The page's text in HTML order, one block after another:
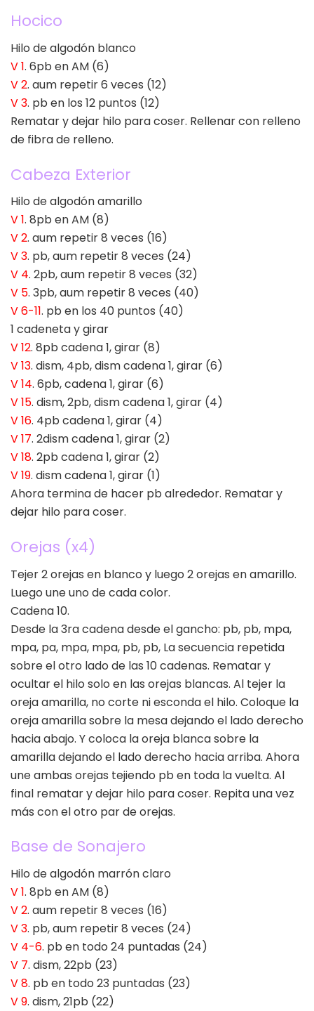
Hocico
Hilo de algodón blanco
V 1. 6pb en AM (6)
V 2. aum repetir 6 veces (12)
V 3. pb en los 12 puntos (12)
Rematar y dejar hilo para coser. Rellenar con relleno
de fibra de relleno.
Cabeza Exterior
Hilo de algodón amarillo
V 1. 8pb en AM (8)
V 2. aum repetir 8 veces (16)
V 3. pb, aum repetir 8 veces (24)
V 4. 2pb, aum repetir 8 veces (32)
V 5. 3pb, aum repetir 8 veces (40)
V 6-11. pb en los 40 puntos (40)
1 cadeneta y girar
V 12. 8pb cadena 1, girar (8)
V 13. dism, 4pb, dism cadena 1, girar (6)
V 14. 6pb, cadena 1, girar (6)
V 15. dism, 2pb, dism cadena 1, girar (4)
V 16. 4pb cadena 1, girar (4)
V 17. 2dism cadena 1, girar (2)
V 18. 2pb cadena 1, girar (2)
V 19. dism cadena 1, girar (1)
Ahora termina de hacer pb alrededor. Rematar y
dejar hilo para coser.
Orejas (x4)
Tejer 2 orejas en blanco y luego 2 orejas en amarillo.
Luego une uno de cada color.
Cadena 10.
Desde la 3ra cadena desde el gancho: pb, pb, mpa,
mpa, pa, mpa, mpa, pb, pb, La secuencia repetida
sobre el otro lado de las 10 cadenas. Rematar y
ocultar el hilo solo en las orejas blancas. Al tejer la
oreja amarilla, no corte ni esconda el hilo. Coloque la
oreja amarilla sobre la mesa dejando el lado derecho
hacia abajo. Y coloca la oreja blanca sobre la
amarilla dejando el lado derecho hacia arriba. Ahora
une ambas orejas tejiendo pb en toda la vuelta. Al
final rematar y dejar hilo para coser. Repita una vez
más con el otro par de orejas.
Base de Sonajero
Hilo de algodón marrón claro
V 1. 8pb en AM (8)
V 2. aum repetir 8 veces (16)
V 3. pb, aum repetir 8 veces (24)
V 4-6. pb en todo 24 puntadas (24)
V 7. dism, 22pb (23)
V 8. pb en todo 23 puntadas (23)
V 9. dism, 21pb (22)